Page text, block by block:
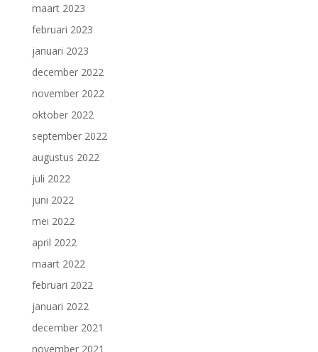
maart 2023
februari 2023
januari 2023
december 2022
november 2022
oktober 2022
september 2022
augustus 2022
juli 2022
juni 2022
mei 2022
april 2022
maart 2022
februari 2022
januari 2022
december 2021
november 2021